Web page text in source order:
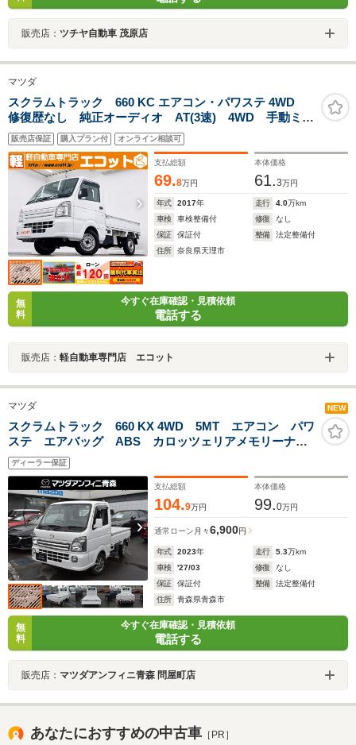
販売店： ツチヤ自動車 茂原店
マツダ
スクラムトラック 660 KC エアコン・パワステ 4WD
修復歴なし 純正オーディオ AT(3速) 4WD 手動ミラ
ー Wエアバッグ ABS マニュアルエアコン ハロゲ
ンヘッドライト パワーステアリング 板カギ マッ
ト バイザー 工具 レベライザー
販売店保証 購入プラン付 オンライン相談可
支払総額
69.8万円
本体価格
61.3万円
年式 2017年 走行 4.0万km
車検
車検整備付 修復
なし
保証
保証付 整備
法定整備付
住所
奈良県天理市
無
料
今すぐ在庫確認・見積依頼
電話する
販売店： 軽自動車専門店 エコット
マツダ NEW
スクラムトラック 660 KX 4WD 5MT エアコン パワ
ステ エアバッグ ABS カロッツェリアメモリーナ
ビ 地デジ 防錆塗装ノックスドール 社外LEDライ
ト 社外12インチアルミホイール
ディーラー保証
支払総額
104.9万円
本体価格
99.0万円
通常ローン 月々6,900円
年式 2023年 走行 5.3万km
車検
'27/03 修復
なし
保証
保証付 整備
法定整備付
住所
青森県青森市
無
料
今すぐ在庫確認・見積依頼
電話する
販売店： マツダアンフィニ青森 問屋町店
あなたにおすすめの中古車 ［PR］